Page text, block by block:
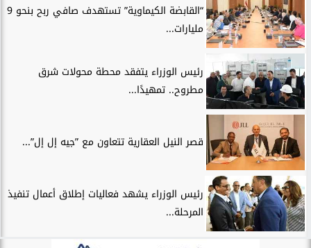
“القابضة الكيماوية” تستهدف صافي ربح بنحو 9
مليارات...
رئيس الوزراء يتفقد محطة محولات شرق
مطروح.. تمهيدًا...
قصر النيل العقارية تتعاون مع ”جيه إل إل”...
رئيس الوزراء يشهد فعاليات إطلاق أعمال تنفيذ
المرحلة...